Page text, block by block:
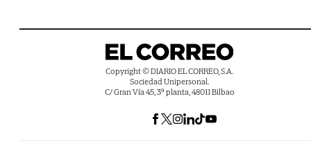
Copyright © DIARIO EL CORREO, S.A.
Sociedad Unipersonal.
C/ Gran Vía 45, 3ª planta, 48011 Bilbao